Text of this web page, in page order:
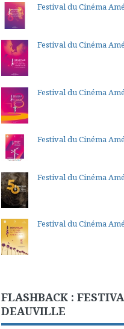
Festival du Cinéma
Festival du Cinéma
Festival du Cinéma
Festival du Cinéma
Festival du Cinéma
Festival du Cinéma
FLASHBACK :
DEAUVILLE